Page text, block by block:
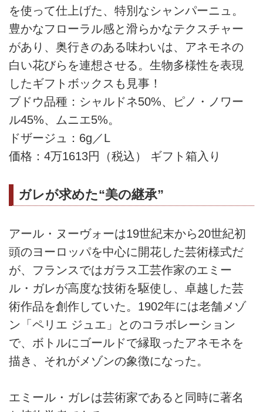
を使って仕上げた、特別なシャンパーニュ。
豊かなフローラル感と滑らかなテクスチャー
があり、奥行きのある味わいは、アネモネの
白い花びらを連想させる。生物多様性を表現
したギフトボックスも見事！
ブドウ品種：シャルドネ50%、ピノ・ノワー
ル45%、ムニエ5%。
ドザージュ：6g／L
価格：4万1613円（税込） ギフト箱入り
ガレが求めた“美の継承”
アール・ヌーヴォーは19世紀末から20世紀初
頭のヨーロッパを中心に開花した芸術様式だ
が、フランスではガラス工芸作家のエミー
ル・ガレが高度な技術を駆使し、卓越した芸
術作品を創作していた。1902年には老舗メゾ
ン「ペリエ ジュエ」とのコラボレーション
で、ボトルにゴールドで縁取ったアネモネを
描き、それがメゾンの象徴になった。
エミール・ガレは芸術家であると同時に著名